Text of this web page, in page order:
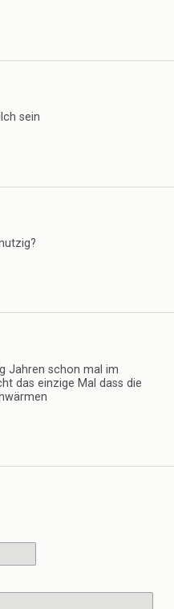
sein
Jahren schon mal im
das einzige Mal dass die